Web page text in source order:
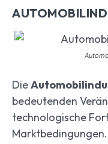
Die
bedeutenden
technologische